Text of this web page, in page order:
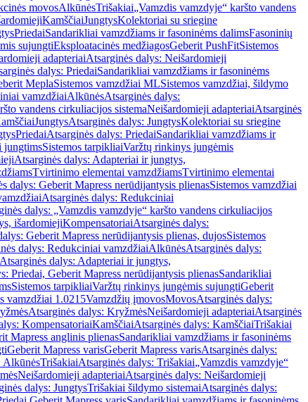
movosAlkūnėsTrišakiai„Vamzdis vamzdyje“ karšto vandens
KamščiaiJungtysKolektoriai su sriegine
PriedaiSandarikliai vamzdžiams ir fasoninėms dalimsFasoninių
sujungtiEksploatacinės medžiagosGeberit PushFitSistemos
adapteriaiAtsarginės dalys: Neišardomieji
dalys: PriedaiSandarikliai vamzdžiams ir fasoninėms
MeplaSistemos vamzdžiai MLSistemos vamzdžiai, šildymo
vamzdžiaiAlkūnėsAtsarginės dalys:
vandens cirkuliacijos sistemaNeišardomieji adapteriaiAtsarginės
JungtysAtsarginės dalys: JungtysKolektoriai su sriegine
PriedaiAtsarginės dalys: PriedaiSandarikliai vamzdžiams ir
jungtimsSistemos tarpikliaiVaržtų rinkinys jungėmis
Atsarginės dalys: Adapteriai ir jungtys,
Tvirtinimo elementai vamzdžiamsTvirtinimo elementai
dalys: Geberit Mapress nerūdijantysis plienasSistemos vamzdžiai
Atsarginės dalys: Redukciniai
dalys: „Vamzdis vamzdyje“ karšto vandens cirkuliacijos
išardomiejiKompensatoriaiAtsarginės dalys:
Geberit Mapress nerūdijantysis plienas, dujosSistemos
dalys: Redukciniai vamzdžiaiAlkūnėsAtsarginės dalys:
Atsarginės dalys: Adapteriai ir jungtys,
Priedai, Geberit Mapress nerūdijantysis plienasSandarikliai
Sistemos tarpikliaiVaržtų rinkinys jungėmis sujungtiGeberit
vamzdžiai 1.0215Vamzdžių įmovosMovosAtsarginės dalys:
Atsarginės dalys: KryžmėsNeišardomieji adapteriaiAtsarginės
KompensatoriaiKamščiaiAtsarginės dalys: KamščiaiTrišakiai
Mapress anglinis plienasSandarikliai vamzdžiams ir fasoninėms
Geberit Mapress varisGeberit Mapress varisAtsarginės dalys:
AlkūnėsTrišakiaiAtsarginės dalys: Trišakiai„Vamzdis vamzdyje“
Neišardomieji adapteriaiAtsarginės dalys: Neišardomieji
dalys: JungtysTrišakiai šildymo sistemaiAtsarginės dalys: